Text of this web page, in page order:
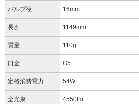
バルブ径
16mm
長さ 1149mm
質量 110g
口金 G5
定格消費電力 54W
全光束 4550lm